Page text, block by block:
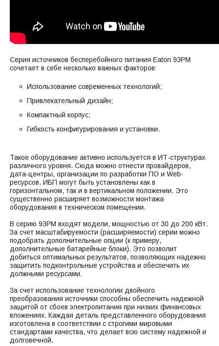
Серия источников бесперебойного питания Eaton 93PM
сочетает в себе несколько важных факторов:
Использование современных технологий;
Привлекательный дизайн;
Компактный корпус;
Гибкость конфигурирования и установки.
Такое оборудование активно используется в ИТ-структурах
различного уровня. Сюда можно отнести провайдеров,
дата-центры, организации по разработки ПО и Web-
ресурсов. ИБП могут быть установлены как в
горизонтальном, так и в вертикальном положении. Это
существенно расширяет возможности монтажа
оборудования в техническом помещении.
В серию 93PM входят модели, мощностью от 30 до 200 кВт.
За счет масштабируемости (расширяемости) серии можно
подобрать дополнительные опции (к примеру,
дополнительные батарейные блоки). Это позволит
добиться оптимальных результатов, позволяющих надежно
защитить подконтрольные устройства и обеспечить их
должными ресурсами.
За счет использование технологии двойного
преобразования источники способны обеспечить надежной
защитой от сбоев электропитания при низких финансовых
вложениях. Каждая деталь представленного оборудования
изготовлена в соответствии с строгими мировыми
стандартами качества, что делает всю систему надежной и
долговечной.